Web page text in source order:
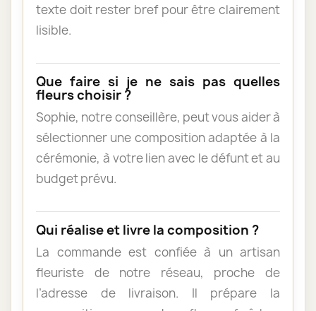
texte doit rester bref pour être clairement
lisible.
Que faire si je ne sais pas quelles
fleurs choisir ?
Sophie, notre conseillère, peut vous aider à
sélectionner une composition adaptée à la
cérémonie, à votre lien avec le défunt et au
budget prévu.
Qui réalise et livre la composition ?
La commande est confiée à un artisan
fleuriste de notre réseau, proche de
l’adresse de livraison. Il prépare la